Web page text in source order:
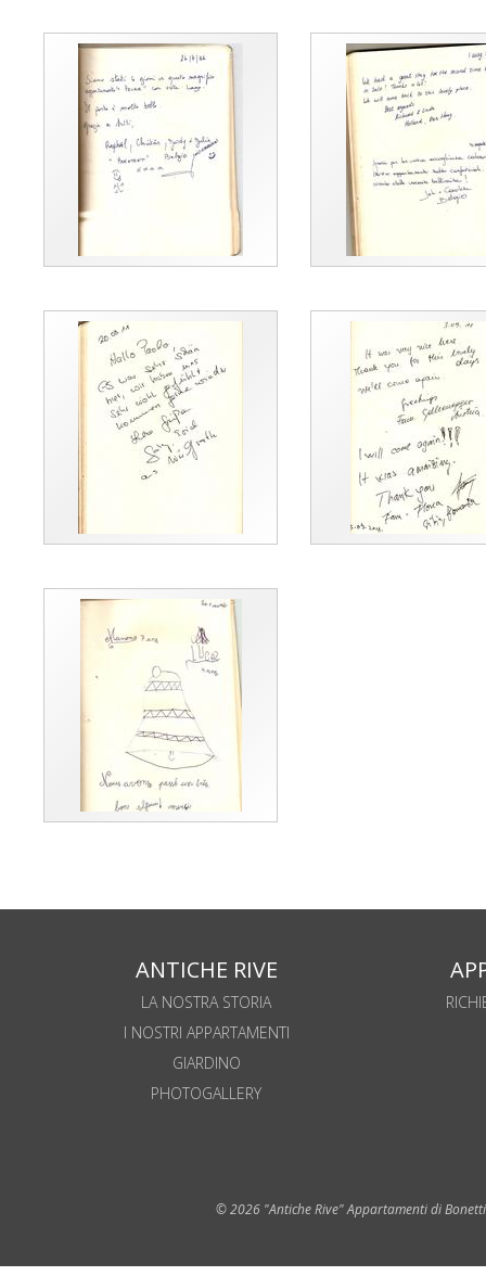
ANTICHE RIVE
LA NOSTRA STORIA
I NOSTRI APPARTAMENTI
GIARDINO
PHOTOGALLERY
© 2026 "Antiche Rive" Appartamenti di